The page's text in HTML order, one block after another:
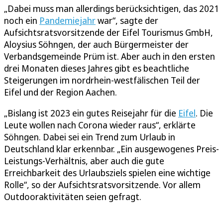
„Dabei muss man allerdings berücksichtigen, das 2021
noch ein Pandemiejahrwar“, sagte der
Aufsichtsratsvorsitzende der Eifel Tourismus GmbH,
Aloysius Söhngen, der auch Bürgermeister der
Verbandsgemeinde Prüm ist. Aber auch in den ersten
drei Monaten dieses Jahres gibt es beachtliche
Steigerungen im nordrhein-westfälischen Teil der
Eifel und der Region Aachen.
„Bislang ist 2023 ein gutes Reisejahr für die Eifel. Die
Leute wollen nach Corona wieder raus“, erklärte
Söhngen. Dabei sei ein Trend zum Urlaub in
Deutschland klar erkennbar. „Ein ausgewogenes Preis-
Leistungs-Verhältnis, aber auch die gute
Erreichbarkeit des Urlaubsziels spielen eine wichtige
Rolle“, so der Aufsichtsratsvorsitzende. Vor allem
Outdooraktivitäten seien gefragt.